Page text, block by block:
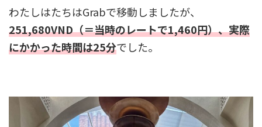
わたしはたちはGrabで移動しましたが、
251,680VND（＝当時のレートで1,460円）、実際
にかかった時間は25分でした。